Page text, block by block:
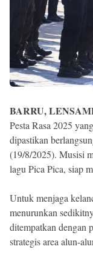
BARRU,
Pesta Rasa 2025
dipastikan
(19/8/2025). Musisi
lagu Pica Pica, siap
Untuk menjaga
menurunkan
ditempatkan dengan
strategis area alun-